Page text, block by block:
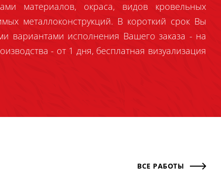
материалов, окраса, видов кровельных
металлоконструкций. В короткий срок Вы
вариантами исполнения Вашего заказа - на
- от 1 дня, бесплатная визуализация
ВСЕ РАБОТЫ